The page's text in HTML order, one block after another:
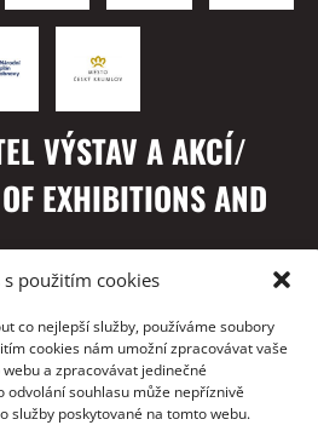
s použitím cookies
co nejlepší služby, používáme soubory
cookies nám umožní zpracovávat vaše
a zpracovávat jedinečné
odvolání souhlasu může nepříznivě
služby poskytované na tomto webu.
VÝSTAV A AKCÍ/
EXHIBITIONS AND